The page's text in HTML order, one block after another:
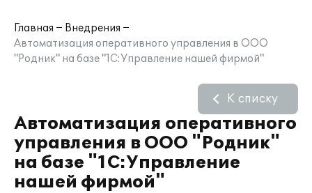
Главная
Внедрения
Автоматизация оперативного управления в ООО
"Родник" на базе "1С:Управление нашей фирмой"
Автоматизация оперативного
управления в ООО "Родник"
на базе "1С:Управление
нашей фирмой"
К списку